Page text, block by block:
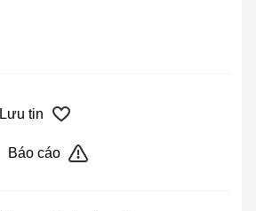
Lưu tin
Báo cáo